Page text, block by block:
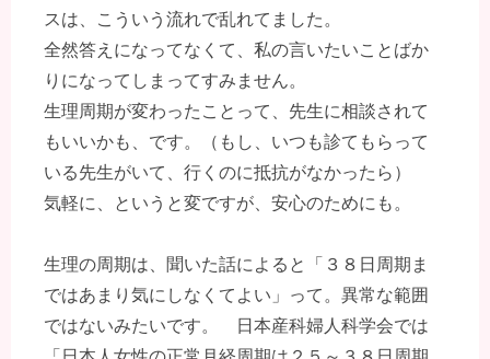
スは、こういう流れで乱れてました。
全然答えになってなくて、私の言いたいことばか
りになってしまってすみません。
生理周期が変わったことって、先生に相談されて
もいいかも、です。（もし、いつも診てもらって
いる先生がいて、行くのに抵抗がなかったら）
気軽に、というと変ですが、安心のためにも。
生理の周期は、聞いた話によると「３８日周期ま
ではあまり気にしなくてよい」って。異常な範囲
ではないみたいです。 日本産科婦人科学会では